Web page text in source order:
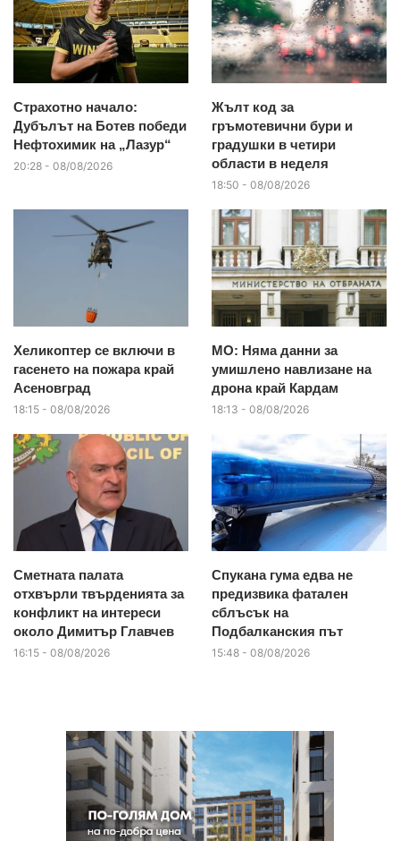
Страхотно начало:
Дубълът на Ботев победи
Нефтохимик на „Лазур“
20:28 - 08/08/2026
Жълт код за
гръмотевични бури и
градушки в четири
области в неделя
18:50 - 08/08/2026
Хеликоптер се включи в
гасенето на пожара край
Асеновград
18:15 - 08/08/2026
МО: Няма данни за
умишлено навлизане на
дрона край Кардам
18:13 - 08/08/2026
Сметната палата
отхвърли твърденията за
конфликт на интереси
около Димитър Главчев
16:15 - 08/08/2026
Спукана гума едва не
предизвика фатален
сблъсък на
Подбалканския път
15:48 - 08/08/2026